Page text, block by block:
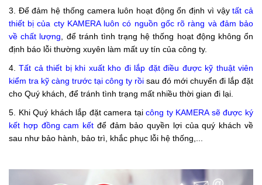
3. Để đảm hệ thống camera luôn hoạt động ổn định vì vậytất cả
thiết bị của cty KAMERA luôn có nguồn gốc rõ ràng và đảm bảo
về chất lượng , để tránh tình trạng hệ thống hoạt động không ổn
định báo lỗi thường xuyên làm mất uy tín của công ty.
4.Tất cả thiết bị khi xuất kho đi lắp đặt điều được kỹ thuật viên
kiểm tra kỹ càng trước tại công ty rồi sau đó mới chuyển đi lắp đặt
cho Quý khách, để tránh tình trạng mất nhiều thời gian đi lại.
5. Khi Quý khách lắp đặt camera tạicông ty KAMERA sẽ được ký
kết hợp đồngcam kết để đảm bảo quyền lợi của quý khách về
sau như bảo hành, bảo trì, khắc phục lỗi hệ thống,...